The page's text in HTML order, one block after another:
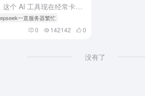
最近用DeepSeek的朋友应该都发现了，这个 AI 工具现在经常卡得没法用，自从春节期间爆火以来，deepseek老是出现服务器繁忙，截止目前官方也一直没有完全解决这个问题，这对于日常需要使用AI的...
一直服务器繁忙
0 142142 0
没有了